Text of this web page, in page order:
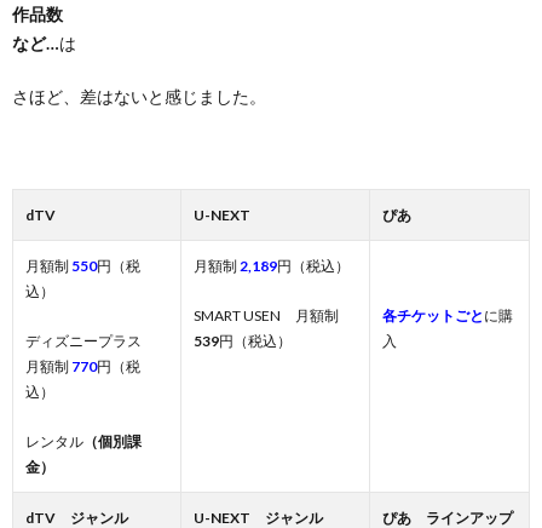
作品数
など…は
さほど、差はないと感じました。
dTV U-NEXT ぴあ
月額制 550円（税
込）
ディズニープラス
月額制 770円（税
込）
レンタル （個別課
金）
月額制 2,189円（税込）
SMART USEN 月額制
539円（税込）
各チケットごと に購
入
dTV ジャンル U-NEXT ジャンル ぴあ ラインアップ